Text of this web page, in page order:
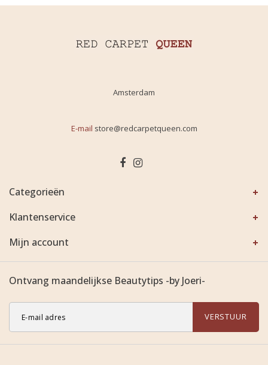
Amsterdam
E-mail store@redcarpetqueen.com
Categorieën
Klantenservice
Mijn account
Ontvang maandelijkse Beautytips -by Joeri-
VERSTUUR